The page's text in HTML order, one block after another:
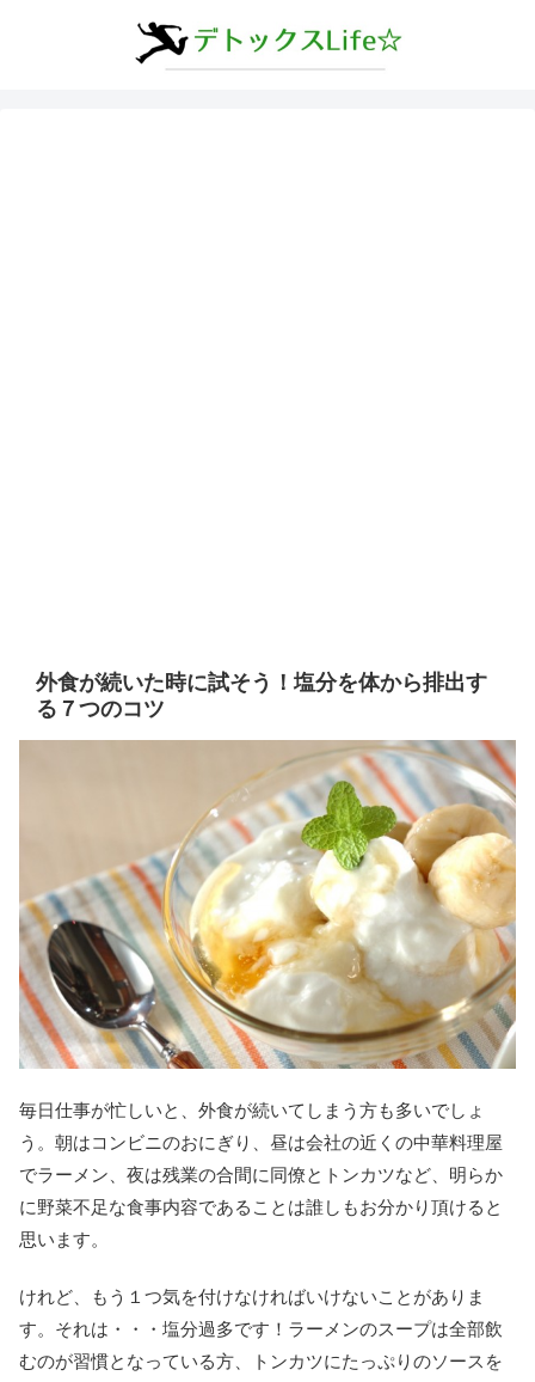
外食が続いた時に試そう！塩分を体から排出す
る７つのコツ
毎日仕事が忙しいと、外食が続いてしまう方も多いでしょ
う。朝はコンビニのおにぎり、昼は会社の近くの中華料理屋
でラーメン、夜は残業の合間に同僚とトンカツなど、明らか
に野菜不足な食事内容であることは誰しもお分かり頂けると
思います。
けれど、もう１つ気を付けなければいけないことがありま
す。それは・・・塩分過多です！ラーメンのスープは全部飲
むのが習慣となっている方、トンカツにたっぷりのソースを